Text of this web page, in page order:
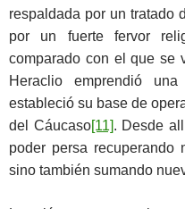
respaldada por un tratado
por un fuerte fervor
comparado con el que se
Heraclio emprendió
estableció su base de
del Cáucaso[11]. Desde
poder persa recuperando
sino también sumando